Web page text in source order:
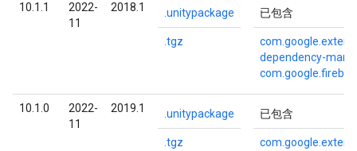
10.1.1
2022-
11
2018.1 .unitypackage
.tgz
已包含
dependency-
10.1.0
2022-
11
2019.1 .unitypackage
.tgz
已包含